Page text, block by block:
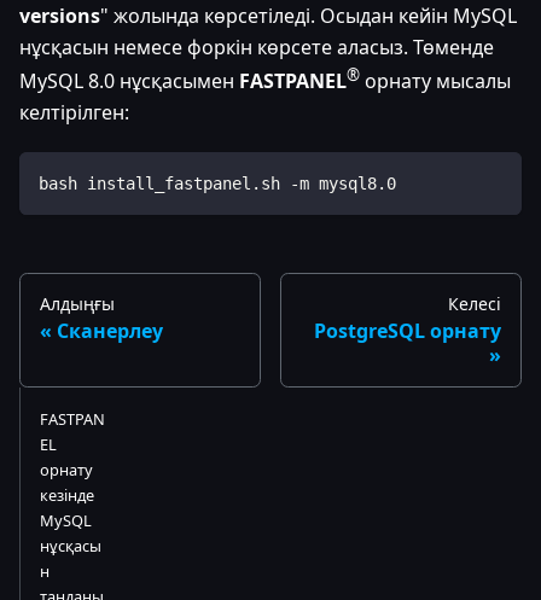
versions" жолында көрсетіледі. Осыдан кейін MySQL
нұсқасын немесе форкін көрсете аласыз. Төменде
MySQL 8.0 нұсқасымен FASTPANEL® орнату мысалы
келтірілген:
bash install_fastpanel.sh -m mysql8.0
Алдыңғы
Сканерлеу
Келесі
PostgreSQL орнату
FASTPAN
EL
орнату
кезінде
MySQL
нұсқасы
н